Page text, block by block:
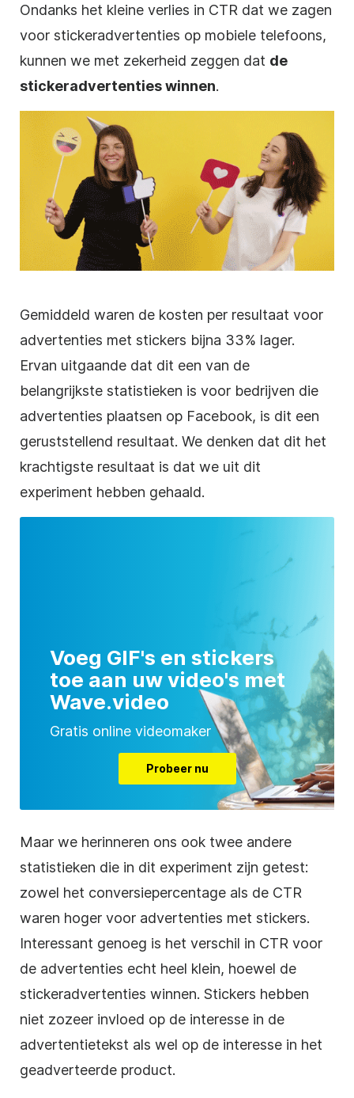
Ondanks het kleine verlies in CTR dat we zagen
voor stickeradvertenties op mobiele telefoons,
kunnen we met zekerheid zeggen dat de
stickeradvertenties winnen.
Gemiddeld waren de kosten per resultaat voor
advertenties met stickers bijna 33% lager.
Ervan uitgaande dat dit een van de
belangrijkste statistieken is voor bedrijven die
advertenties plaatsen op Facebook, is dit een
geruststellend resultaat. We denken dat dit het
krachtigste resultaat is dat we uit dit
experiment hebben gehaald.
Voeg GIF's en stickers
toe aan uw video's met
Wave.video
Gratis online videomaker
Probeer nu
Maar we herinneren ons ook twee andere
statistieken die in dit experiment zijn getest:
zowel het conversiepercentage als de CTR
waren hoger voor advertenties met stickers.
Interessant genoeg is het verschil in CTR voor
de advertenties echt heel klein, hoewel de
stickeradvertenties winnen. Stickers hebben
niet zozeer invloed op de interesse in de
advertentietekst als wel op de interesse in het
geadverteerde product.